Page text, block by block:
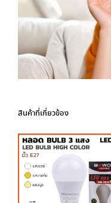
สินค้าที่เกี่ยวข้อง